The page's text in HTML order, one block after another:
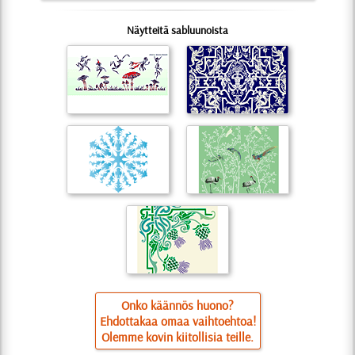
Näytteitä sabluunoista
Onko käännös huono?
Ehdottakaa omaa vaihtoehtoa!
Olemme kovin kiitollisia teille.